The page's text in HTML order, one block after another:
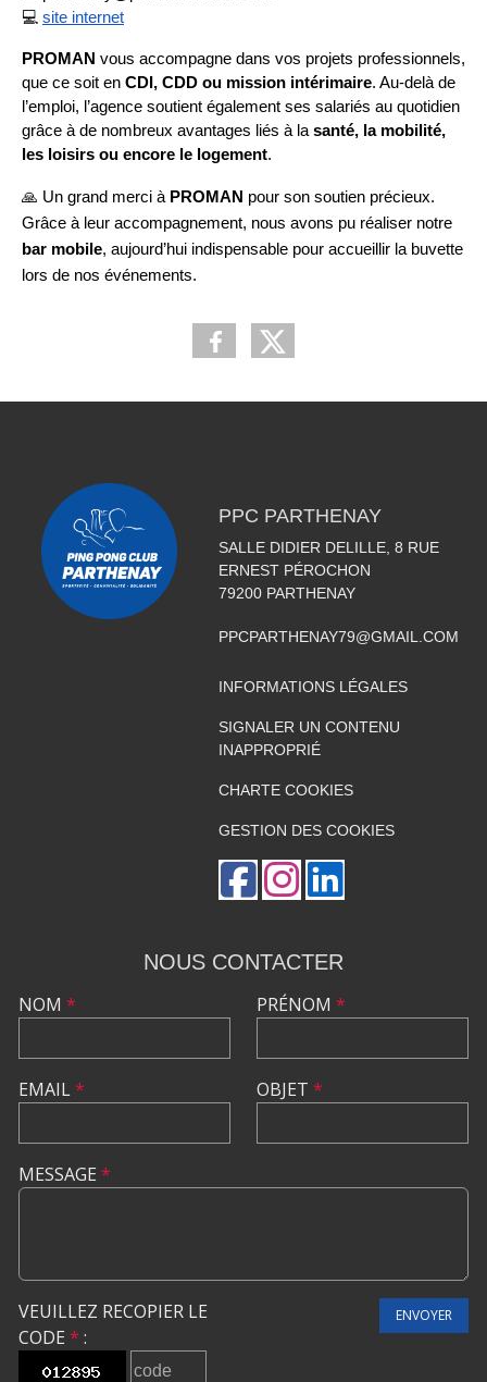
💻 site internet
PROMAN vous accompagne dans vos projets professionnels,
que ce soit en CDI, CDD ou mission intérimaire. Au-delà de
l’emploi, l’agence soutient également ses salariés au quotidien
grâce à de nombreux avantages liés à la santé, la mobilité,
les loisirs ou encore le logement.
🙏 Un grand merci à PROMAN pour son soutien précieux.
bar mobile, aujourd’hui indispensable pour accueillir la buvette
lors de nos événements.
PPC PARTHENAY
SALLE DIDIER DELILLE, 8 RUE
ERNEST PÉROCHON
79200 PARTHENAY
PPCPARTHENAY79@GMAIL.COM
INFORMATIONS LÉGALES
SIGNALER UN CONTENU
INAPPROPRIÉ
CHARTE COOKIES
GESTION DES COOKIES
NOUS CONTACTER
NOM *
EMAIL*
PRÉNOM *
OBJET *
MESSAGE *
VEUILLEZ RECOPIER LE
CODE * :
ENVOYER